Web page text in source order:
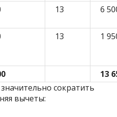
13 6
13 1
13
сократить
вычеты: